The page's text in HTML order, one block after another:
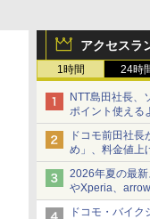
アクセスラ
1時間 24時
NTT島田社長、
ポイント使える
ドコモ前田社
め」、料金値上
2026年夏の最
やXperia、
徴は
ドコモ・バイ